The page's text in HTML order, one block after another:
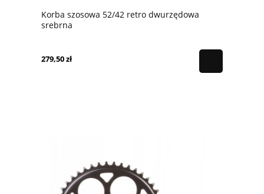
Korba szosowa 52/42 retro dwurzędowa
srebrna
279,50 zł